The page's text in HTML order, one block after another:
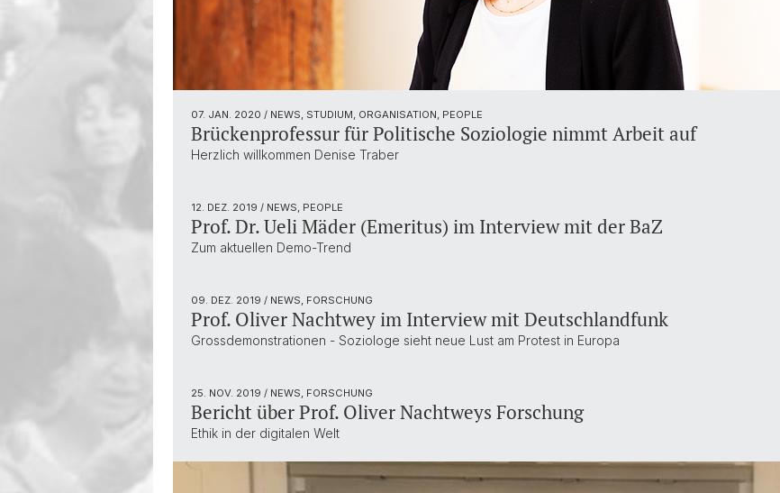
07. JAN. 2020 / NEWS, STUDIUM, ORGANISATION, PEOPLE
Brückenprofessur für Politische Soziologie nimmt Arbeit auf
Herzlich willkommen Denise Traber
12. DEZ. 2019 / NEWS, PEOPLE
Prof. Dr. Ueli Mäder (Emeritus) im Interview mit der BaZ
Zum aktuellen Demo-Trend
09. DEZ. 2019 / NEWS, FORSCHUNG
Prof. Oliver Nachtwey im Interview mit Deutschlandfunk
Grossdemonstrationen - Soziologe sieht neue Lust am Protest in Europa
25. NOV. 2019 / NEWS, FORSCHUNG
Bericht über Prof. Oliver Nachtweys Forschung
Ethik in der digitalen Welt